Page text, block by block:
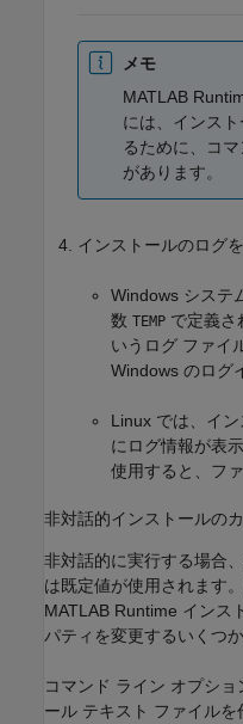
メモ
MATLAB
には、インス
るために、コ
があります。
インストールのログ
Windows システ
数 TEMP で定義さ
いうログ ファイ
Windows のログ
Linux では、イ
にログ情報が表
使用すると、フ
非対話的インストールの
非対話的に実行する場合
は既定値が使用されます
MATLAB Runtime インス
パティを変更するいくつ
コマンド ライン オプシ
ール テキスト ファイル